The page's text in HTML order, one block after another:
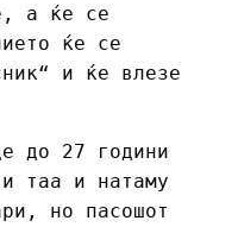
а ќе се
ќе се
и ќе влезе
до 27 години
таа и натаму
но пасошот